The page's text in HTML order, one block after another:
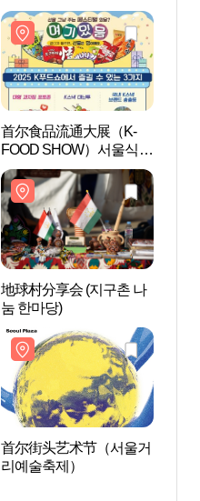
스티벌 월드 파이널)
首尔食品流通大展（K-
FOOD SHOW）서울식품
유통대전(K푸드쇼)
地球村分享会 (지구촌 나
눔 한마당)
首尔街头艺术节（서울거
리예술축제）